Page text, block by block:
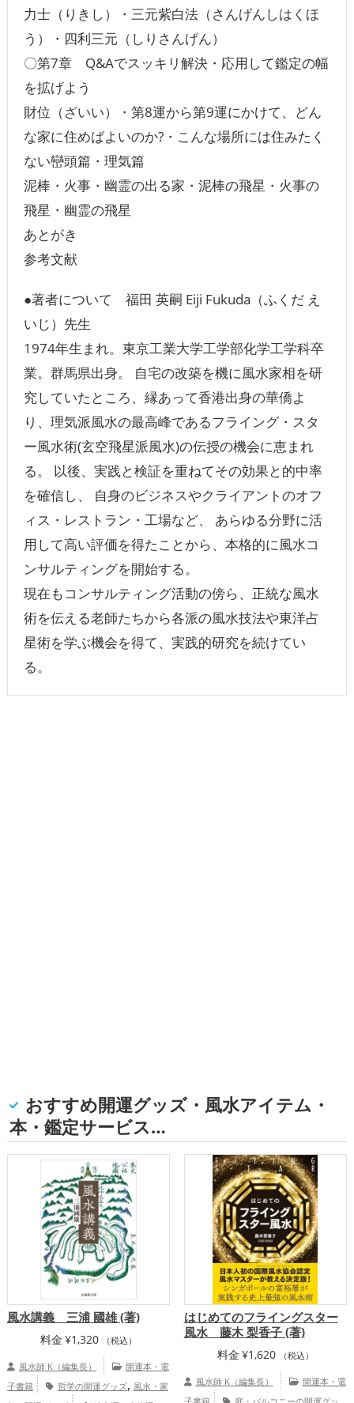
力士（りきし）・三元紫白法（さんげんしはくほ
う）・四利三元（しりさんげん）
〇第7章 Q&Aでスッキリ解決・応用して鑑定の幅
を拡げよう
財位（ざいい）・第8運から第9運にかけて、どん
な家に住めばよいのか?・こんな場所には住みたく
ない巒頭篇・理気篇
泥棒・火事・幽霊の出る家・泥棒の飛星・火事の
飛星・幽霊の飛星
あとがき
参考文献
●著者について 福田 英嗣 Eiji Fukuda（ふくだ え
いじ）先生
1974年生まれ。東京工業大学工学部化学工学科卒
業。群馬県出身。 自宅の改築を機に風水家相を研
究していたところ、縁あって香港出身の華僑よ
り、理気派風水の最高峰であるフライング・スタ
ー風水術(玄空飛星派風水)の伝授の機会に恵まれ
る。 以後、実践と検証を重ねてその効果と的中率
を確信し、 自身のビジネスやクライアントのオフ
ィス・レストラン・工場など、 あらゆる分野に活
用して高い評価を得たことから、本格的に風水コ
ンサルティングを開始する。
現在もコンサルティング活動の傍ら、正統な風水
術を伝える老師たちから各派の風水技法や東洋占
星術を学ぶ機会を得て、実践的研究を続けてい
る。
おすすめ開運グッズ・風水アイテム・
本・鑑定サービス…
風水講義 三浦 國雄 (著)
料金 ¥1,320 （税込）
風水師 K（編集長）
開運本・電
子書籍
哲学の開運グッズ, 風水・家
はじめてのフライングスター
風水 藤木 梨香子 (著)
料金 ¥1,620 （税込）
風水師 K（編集長）
開運本・電